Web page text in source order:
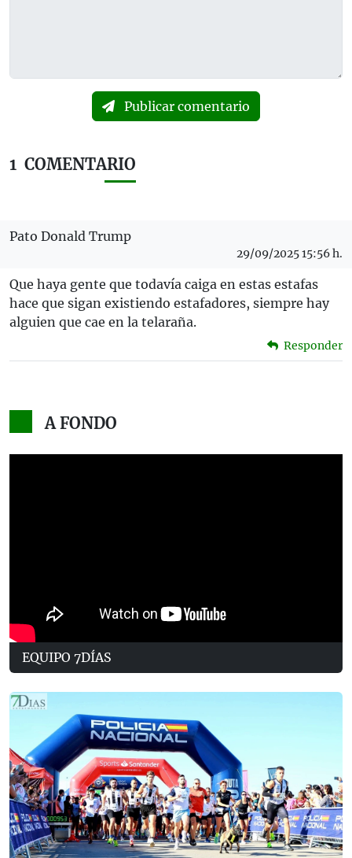
Publicar comentario
1 COMENTARIO
Pato Donald Trump
29/09/2025 15:56 h.
Que haya gente que todavía caiga en estas estafas
hace que sigan existiendo estafadores, siempre hay
alguien que cae en la telaraña.
Responder
A FONDO
EQUIPO 7DÍAS